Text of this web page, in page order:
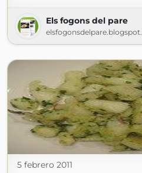
Els fogons del pare
5 febrero 2011